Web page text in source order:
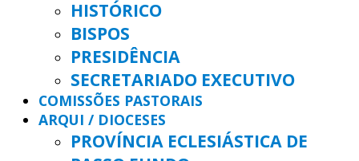
HISTÓRICO
BISPOS
PRESIDÊNCIA
SECRETARIADO EXECUTIVO
COMISSÕES PASTORAIS
ARQUI / DIOCESES
PROVÍNCIA ECLESIÁSTICA DE